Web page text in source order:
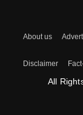
About us
Disclaimer
All